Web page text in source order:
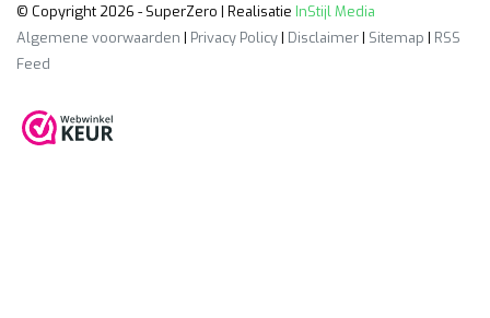
© Copyright 2026 - SuperZero | Realisatie InStijl Media
Algemene voorwaarden | Privacy Policy| Disclaimer| Sitemap | RSS
Feed